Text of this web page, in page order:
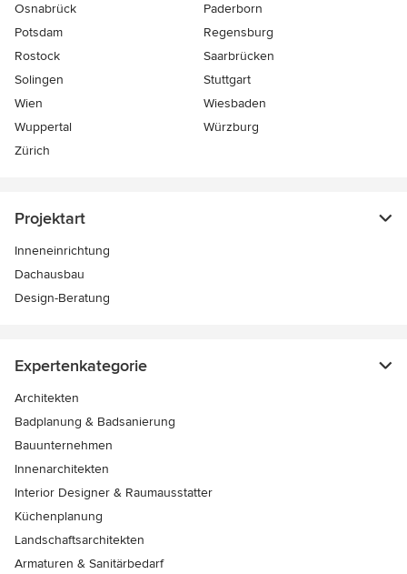
Osnabrück
Paderborn
Potsdam
Regensburg
Rostock
Saarbrücken
Solingen
Stuttgart
Wien
Wiesbaden
Wuppertal
Würzburg
Zürich
Projektart
Inneneinrichtung
Dachausbau
Design-Beratung
Expertenkategorie
Architekten
Badplanung & Badsanierung
Bauunternehmen
Innenarchitekten
Interior Designer & Raumausstatter
Küchenplanung
Landschaftsarchitekten
Armaturen & Sanitärbedarf